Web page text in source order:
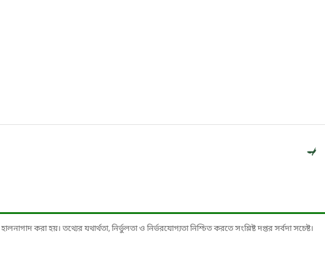
করা হয়। তথ্যের যথার্থতা, নির্ভুলতা ও নির্ভরযোগ্যতা নিশ্চিত করতে সংশ্লিষ্ট দপ্তর সর্বদা সচেষ্ট।